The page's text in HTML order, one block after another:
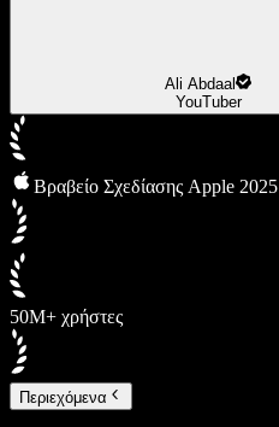
Ali Abdaal
YouTuber
Βραβείο Σχεδίασης Apple 2025
50M+ χρήστες
Περιεχόμενα